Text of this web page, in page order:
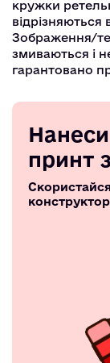
кружки
відрізняються
Зображення/
змиваються і
гарантовано
принт